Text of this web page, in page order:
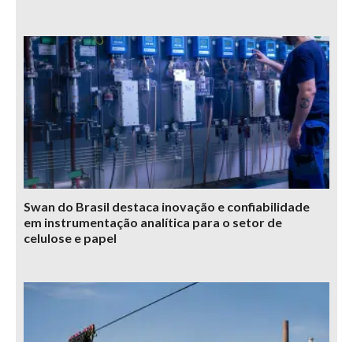
Swan do Brasil destaca inovação e confiabilidade
em instrumentação analítica para o setor de
celulose e papel